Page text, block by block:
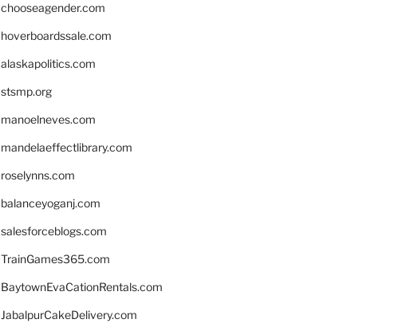
chooseagender.com
hoverboardssale.com
alaskapolitics.com
stsmp.org
manoelneves.com
mandelaeffectlibrary.com
roselynns.com
balanceyoganj.com
salesforceblogs.com
TrainGames365.com
BaytownEvaCationRentals.com
JabalpurCakeDelivery.com